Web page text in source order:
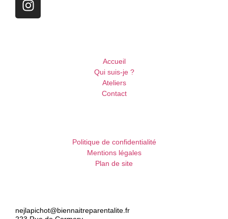
Accueil
Qui suis-je ?
Ateliers
Contact
Politique de confidentialité
Mentions légales
Plan de site
nejlapichot@biennaitreparentalite.fr